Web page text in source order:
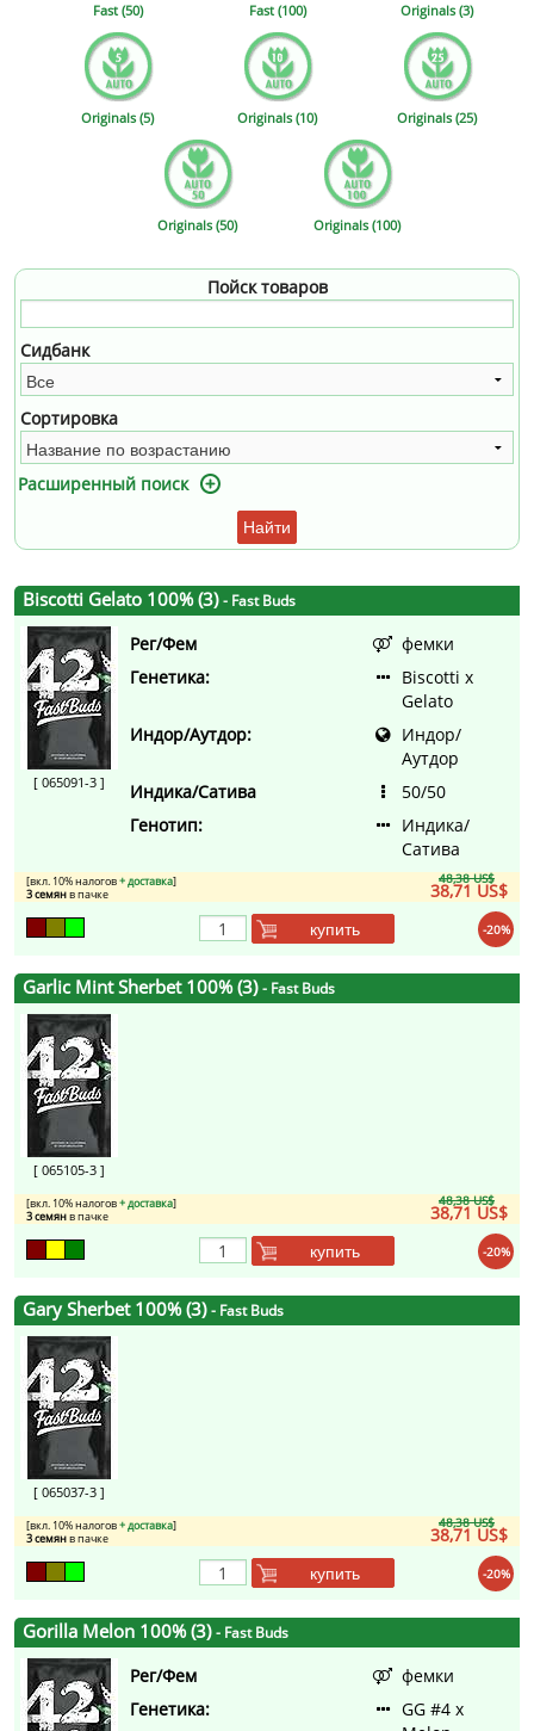
Fast (50) Fast (100) Originals (3)
Originals (5) Originals (10) Originals (25)
Originals (50) Originals (100)
Пойск товаров
Сидбанк
Сортировка
Расширенный поиск
Найти
Biscotti Gelato 100% (3)- Fast Buds
[ 065091-3 ]
Рег/Фем
фемки
Генетика:
Biscotti x
Gelato
Индор/Аутдор:
Индор/
Аутдор
Индика/Сатива
50/50
Генотип:
Индика/
Сатива
48,38 US$
38,71 US$
[вкл. 10% налогов+ доставка]
3 семянв пачке
-20%
купить
Garlic Mint Sherbet 100% (3)- Fast Buds
[ 065105-3 ]
48,38 US$
38,71 US$
[вкл. 10% налогов+ доставка]
3 семянв пачке
-20%
купить
Gary Sherbet 100% (3)- Fast Buds
[ 065037-3 ]
48,38 US$
38,71 US$
[вкл. 10% налогов+ доставка]
3 семянв пачке
-20%
купить
Gorilla Melon 100% (3)- Fast Buds
Рег/Фем
фемки
Генетика:
GG #4 x